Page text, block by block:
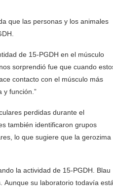
que las personas y los animales
de 15-PGDH en el músculo
sorprendió fue que cuando
contacto con el músculo más
y función.”
perdidas durante el
también identificaron grupos
lo que sugiere que la gerozima
la actividad de 15-PGDH. Blau
Aunque su laboratorio todavía